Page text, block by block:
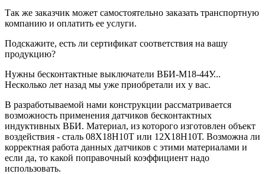
Так же заказчик может самостоятельно заказать транспортную
компанию и оплатить ее услуги.
Подскажите, есть ли сертификат соответствия на вашу
продукцию?
Нужны бесконтактные выключатели ВБИ-М18-44У...
Несколько лет назад мы уже приобретали их у вас.
В разработываемой нами конструкции рассматривается
возможность применения датчиков бесконтактных
индуктивных ВБИ. Материал, из которого изготовлен объект
воздействия - сталь 08Х18Н10Т или 12Х18Н10Т. Возможна ли
корректная работа данных датчиков с этими материалами и
если да, то какой поправочный коэффициент надо
использовать.